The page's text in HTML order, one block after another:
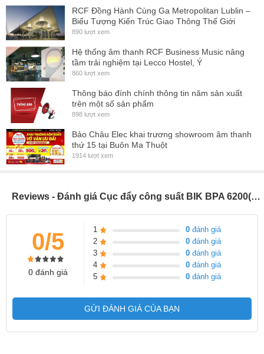
Kết nối đơn giản
Việc kết nối đầu vào và đầu ra trở nên đơn giản đối với cục đẩy
công suất BIK BPA 6200. Thiết kế đơn giản cùng sơ đồ ghép nối rõ
ràng khiến việc đấu nối trở nên dễ hơn.
Thông số kỹ thuật:
Công suất đầu ra: 600W/kênh (8 Ohms), 900W/kênh (4 Ohms)
Độ méo tiếng: Tối đa 0,15%
Trở kháng: 4-16 Ohms
Độ nhạy: 0,77V/1,4V
Điện áp: 220V-240V
Kích thước (Rộng x Cao x Sâu): 483 x 88 x 440 mm
Cân nặng 15,5 kg
Cục đẩy công suất BIK BPA 6200 nôit bật với công suất mạnh mẽ
sẽ giúp không gian giải trí của bạn bùng nổ. Sở hữu ngay cục đẩy
công suất đầy ấn tượng này để có những giây phút giải trí tuyệt vời
nhất.
RCF Đồng Hành Cùng Ga Metropolitan Lublin –
Biểu Tượng Kiến Trúc Giao Thông Thế Giới
890 lượt xem
Hệ thống âm thanh RCF Business Music nâng
tầm trải nghiệm tại Lecco Hostel, Ý
860 lượt xem
Thông báo đính chính thông tin năm sản xuất
trên một số sản phẩm
898 lượt xem
Bảo Châu Elec khai trương showroom âm thanh
thứ 15 tại Buôn Ma Thuột
1914 lượt xem
Reviews - Đánh giá Cục đẩy công suất BIK BPA 6200(Giá 1 chiếc)
0/5
0 đánh giá
1 0 đánh giá
2
0 đánh giá
3
0 đánh giá
4
0 đánh giá
5
0 đánh giá
GỬI ĐÁNH GIÁ CỦA BẠN